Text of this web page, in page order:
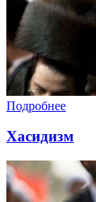
Подробнее
Хасидизм